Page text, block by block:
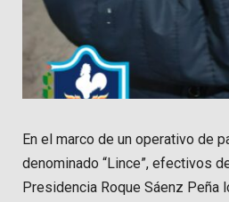
En el marco de un operativo de
denominado “Lince”, efectivos
Presidencia Roque Sáenz Peña